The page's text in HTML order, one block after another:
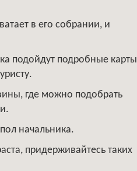
в его собрании, и
подойдут подробные карты
где можно подобрать
начальника.
придерживайтесь таких